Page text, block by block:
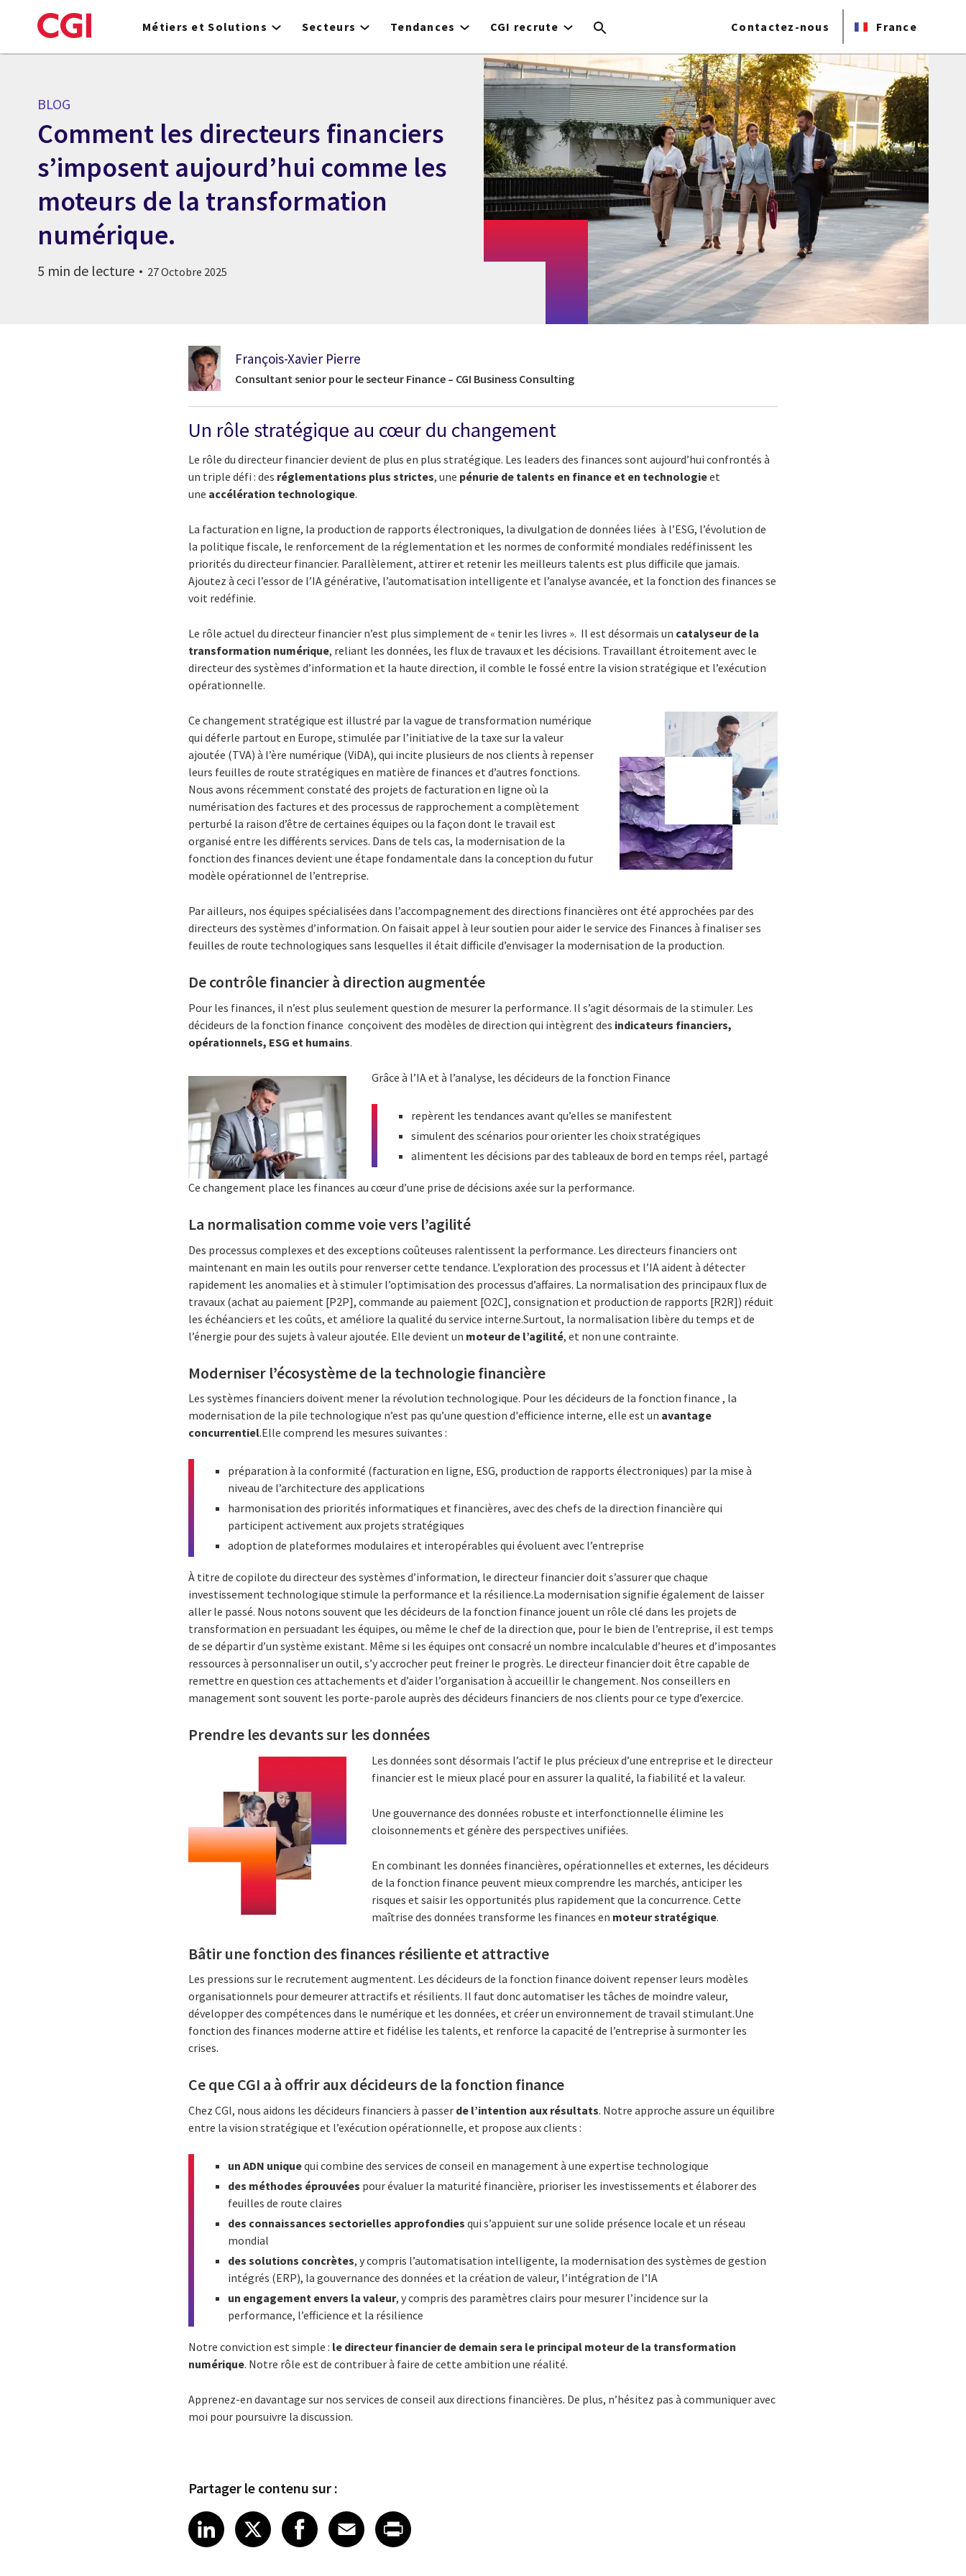
to
Métiers et Solutions Secteurs Tendances CGI recrute Contactez-nous France
BLOG
Comment les directeurs financiers
s’imposent aujourd’hui comme les
moteurs de la transformation
numérique.
5 min de lecture 27 Octobre 2025
François-Xavier Pierre
Consultant senior pour le secteur Finance – CGI Business Consulting
Un rôle stratégique au cœur du changement
Le rôle du directeur financier devient de plus en plus stratégique. Les leaders des finances sont aujourd’hui confrontés à
un triple défi : des réglementations plus strictes, une pénurie de talents en finance et en technologieet
une accélération technologique.
La facturation en ligne, la production de rapports électroniques, la divulgation de données liéesà l’ESG, l’évolution de
la politique fiscale, le renforcement de la réglementation et les normes de conformité mondiales redéfinissent les
priorités du directeur financier. Parallèlement, attirer et retenir les meilleurs talents est plus difficile que jamais.
Ajoutez à ceci l’essor de l’IA générative, l’automatisation intelligente et l’analyse avancée, et la fonction des finances se
voit redéfinie.
Le rôle actuel du directeur financier n’est plus simplement de « tenir les livres ». Ilest désormais un catalyseur de la
transformation numérique, reliant les données, les flux de travaux et les décisions. Travaillant étroitement avec le
directeur des systèmes d’information et la haute direction, il comble le fossé entre la vision stratégique et l’exécution
opérationnelle.
Ce changement stratégique est illustré par la vague de transformation numérique
qui déferle partout en Europe, stimulée par l’initiative de la taxe sur la valeur
ajoutée (TVA) à l’ère numérique (ViDA), qui incite plusieurs de nos clients à repenser
leurs feuilles de route stratégiquesen matière de finances et d’autres fonctions.
Nous avons récemment constaté des projets de facturation en ligne où la
numérisation des factures et des processus de rapprochement a complètement
perturbé la raison d’être de certaines équipes ou la façon dont le travail est
organisé entre les différents services. Dans de tels cas, la modernisation de la
fonction des finances devient une étape fondamentale dans la conception du futur
modèle opérationnel de l’entreprise.
Par ailleurs, nos équipesspécialisées dans l’accompagnement desdirections financières ont été approchées par des
directeurs des systèmes d’information. On faisait appel à leur soutien pour aider le service des Finances à finaliser ses
feuilles de route technologiques sans lesquelles il était difficile d’envisager la modernisation de la production.
De contrôle financier à direction augmentée
Pour les finances, il n’est plus seulement question de mesurer la performance. Il s’agit désormais de la stimuler. Les
décideurs de la fonction finance conçoivent des modèles de direction qui intègrent des indicateurs financiers,
opérationnels, ESG et humains.
Grâce à l’IA et à l’analyse, les décideurs de la fonction Finance
repèrent les tendances avant qu’elles se manifestent
simulent des scénarios pour orienter les choix stratégiques
alimentent les décisions par des tableaux de bord en temps réel, partagé
Ce changement place les finances au cœur d’une prise de décisions axée sur la performance.
La normalisation comme voie vers l’agilité
Des processus complexes et des exceptions coûteuses ralentissent la performance. Les directeurs financiers ont
maintenant en main les outils pour renverser cette tendance. L’exploration des processus et l’IA aident à détecter
rapidement les anomalies et à stimuler l’optimisation des processus d’affaires. La normalisation des principaux flux de
travaux (achat au paiement [P2P], commande au paiement [O2C], consignation et production de rapports [R2R]) réduit
les échéanciers et les coûts, et améliore la qualité du service interne.Surtout, la normalisation libère du temps et de
l’énergie pour des sujets à valeur ajoutée. Elle devient un moteur de l’agilité, et non une contrainte.
Moderniser l’écosystème de la technologie financière
Les systèmes financiers doivent mener la révolution technologique. Pour les décideurs de la fonction finance , la
modernisation de la pile technologique n’est pas qu’une question d'efficience interne, elle est un avantage
concurrentiel.Elle comprend les mesures suivantes :
préparation à la conformité (facturation en ligne, ESG, production de rapports électroniques) par la mise à
niveau de l’architecture des applications
harmonisation des priorités informatiques et financières, avec des chefs de la direction financière qui
participent activement aux projets stratégiques
adoption de plateformes modulaires et interopérables qui évoluent avec l’entreprise
À titre de copilote du directeur des systèmes d’information, le directeur financier doit s’assurer que chaque
investissement technologique stimule la performance et la résilience.La modernisation signifie également de laisser
aller le passé. Nous notons souvent que les décideurs de la fonction finance jouent un rôle clé dans les projets de
transformation en persuadant les équipes, ou même le chef de la direction que, pour le bien de l’entreprise, il est temps
de se départir d’un système existant. Même si les équipes ont consacré un nombre incalculable d’heures et d’imposantes
ressources à personnaliser un outil, s’y accrocher peut freiner le progrès. Le directeur financier doit être capable de
remettre en question ces attachements et d’aider l’organisation à accueillir le changement. Nos conseillers en
management sont souvent les porte-parole auprès des décideurs financiers de nos clients pour ce type d’exercice.
Prendre les devants sur les données
Les données sont désormais l’actif le plus précieux d’une entreprise et le directeur
financier est le mieux placé pour en assurer la qualité, la fiabilité et la valeur.
Une gouvernance des données robuste et interfonctionnelle élimine les
cloisonnements et génère des perspectives unifiées.
En combinant les données financières, opérationnelles et externes, les décideurs
de la fonction finance peuvent mieux comprendre les marchés, anticiper les
risques et saisir les opportunités plus rapidement que la concurrence. Cette
maîtrise des données transforme les finances en moteur stratégique.
Bâtir une fonction des finances résiliente et attractive
Les pressions sur le recrutement augmentent. Les décideurs de la fonction finance doivent repenser leurs modèles
organisationnels pour demeurer attractifs et résilients. Il faut donc automatiser les tâches de moindre valeur,
développer des compétences dans le numérique et les données, et créer un environnement de travail stimulant.Une
fonction des finances moderne attire et fidélise les talents, et renforce la capacité de l’entreprise à surmonter les
crises.
Ce que CGI a à offrir aux décideurs de la fonction finance
Chez CGI, nous aidons les décideurs financiers à passer de l’intention aux résultats. Notre approche assure un équilibre
entre la vision stratégique et l’exécution opérationnelle, et propose aux clients :
un ADN uniquequi combine des services de conseil en management à une expertise technologique
des méthodes éprouvées pour évaluer la maturité financière, prioriser les investissements et élaborer des
feuilles de route claires
des connaissances sectorielles approfondies qui s’appuient sur une solide présence locale et un réseau
mondial
des solutions concrètes, y compris l’automatisation intelligente, la modernisation des systèmes de gestion
intégrés (ERP), la gouvernance des données et la création de valeur, l’intégration de l’IA
un engagement envers la valeur, y compris des paramètres clairs pour mesurer l’incidence sur la
performance, l’efficience et la résilience
Notre conviction est simple : le directeur financierde demain sera le principal moteur de la transformation
numérique. Notre rôle est de contribuer à faire de cette ambition une réalité.
Apprenez-en davantage sur nos services de conseil aux directions financières. De plus, n’hésitez pas à communiquer avec
moi pour poursuivre la discussion.
Partager le contenu sur :
Share article on LinkedIn
LinkedIn
Share article on X
XShare article on Facebook
Facebook
Share article on Email
Email
Share article on Print